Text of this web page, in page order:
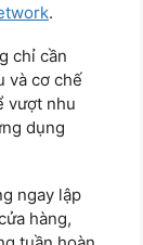
.
chỉ cần
và cơ chế
vượt nhu
dụng
ngay lập
hàng,